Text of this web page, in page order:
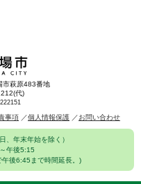
市萩原483番地
代)
事項 個人情報保護 お問い合わせ
、年末年始を除く）
午後5:15
午後6:45まで時間延長。)